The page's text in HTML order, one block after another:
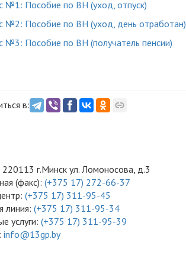
№1: Пособие по ВН (уход, отпуск)
№2: Пособие по ВН (уход, день отработан)
№3: Пособие по ВН (получатель пенсии)
в:
г.Минск ул. Ломоносова, д.3
(факс): (+375 17) 272-66-37
(+375 17) 311-95-45
линия: (+375 17) 311-95-34
услуги: (+375 17) 311-95-39
info@13gp.by